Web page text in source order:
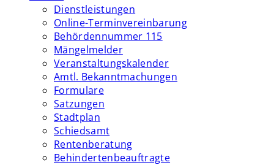
Dienstleistungen
Online-Terminvereinbarung
Behördennummer 115
Mängelmelder
Veranstaltungskalender
Amtl. Bekanntmachungen
Formulare
Satzungen
Stadtplan
Schiedsamt
Rentenberatung
Behindertenbeauftragte